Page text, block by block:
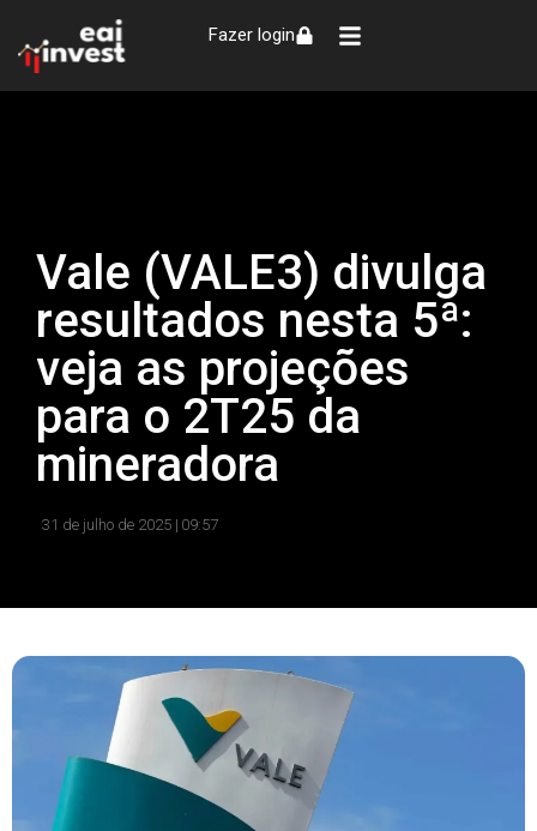
Fazer login
Vale (VALE3) divulga
resultados nesta 5ª:
veja as projeções
para o 2T25 da
mineradora
31 de julho de 2025 | 09:57